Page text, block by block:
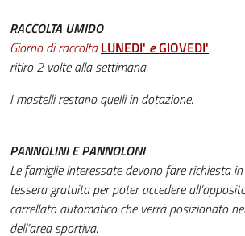
RACCOLTA UMIDO
Giorno di raccoltaLUNEDI' eGIOVEDI'
ritiro 2 volte alla settimana.
I mastelli restano quelli in dotazione.
PANNOLINI E PANNOLONI
Le famiglie interessate devono fare richiesta
tessera gratuita per poter accedere
carrellato automatico che verrà posizionato
dell’area sportiva.